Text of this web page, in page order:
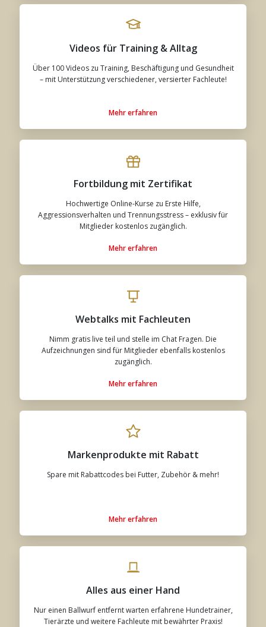
Videos für Training & Alltag
Über 100 Videos zu Training, Beschäftigung und Gesundheit
– mit Unterstützung verschiedener, versierter Fachleute!
Mehr erfahren
Fortbildung mit Zertifikat
Hochwertige Online-Kurse zu Erste Hilfe,
Aggressionsverhalten und Trennungsstress – exklusiv für
Mitglieder kostenlos zugänglich.
Mehr erfahren
Webtalks mit Fachleuten
Nimm gratis live teil und stelle im Chat Fragen. Die
Aufzeichnungen sind für Mitglieder ebenfalls kostenlos
zugänglich.
Mehr erfahren
Markenprodukte mit Rabatt
Spare mit Rabattcodes bei Futter, Zubehör & mehr!
Mehr erfahren
Alles aus einer Hand
Nur einen Ballwurf entfernt warten erfahrene Hundetrainer,
Tierärzte und weitere Fachleute mit bewährter Praxis!